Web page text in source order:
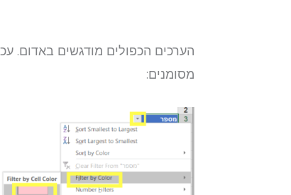
הערכים הכפולים מודגשים
מסומנים: